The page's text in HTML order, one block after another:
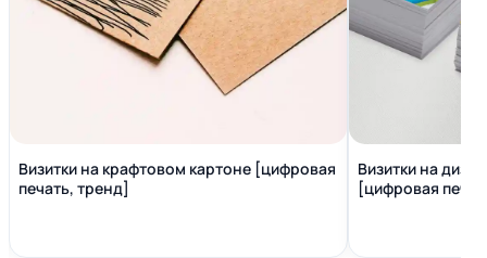
Визитки на крафтовом картоне [цифровая
печать, тренд]
Визитки на
[цифровая